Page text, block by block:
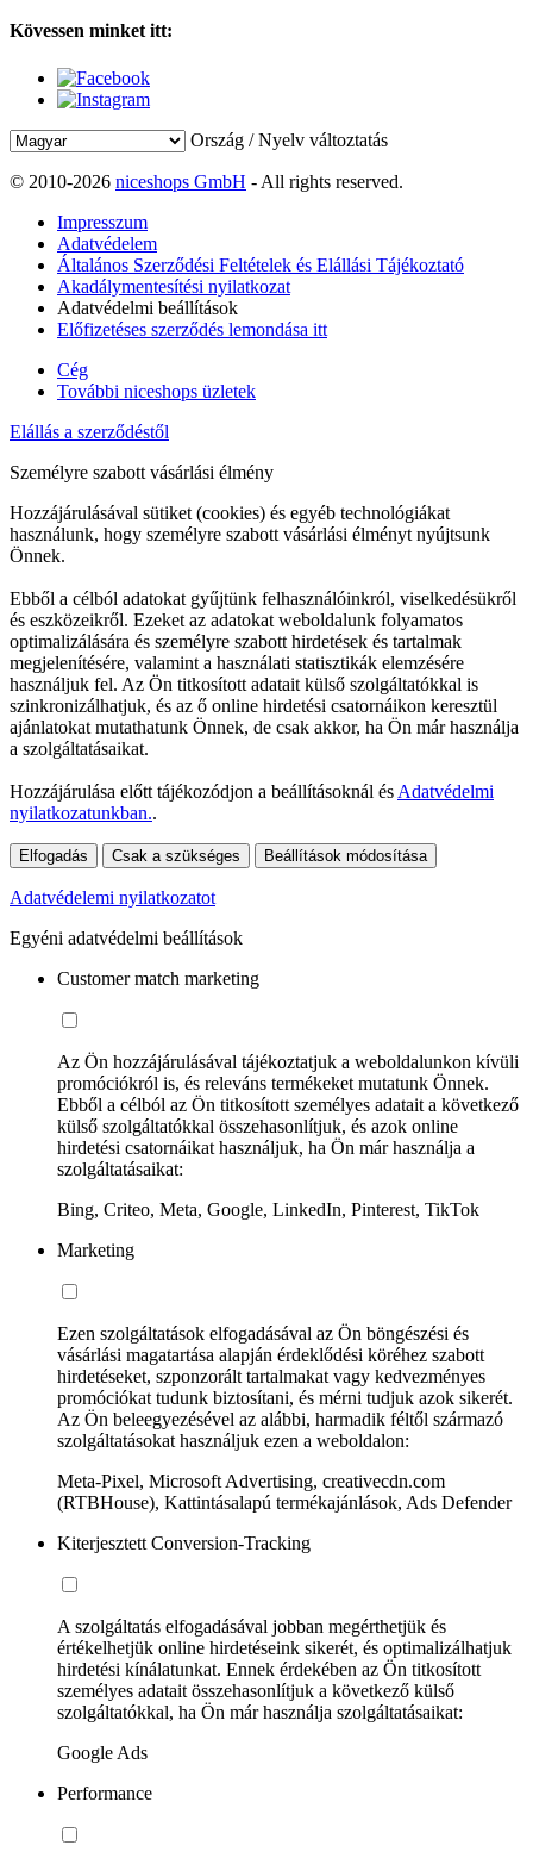
Kövessen minket itt:
Ország / Nyelv változtatás
© 2010-2026 niceshops GmbH - All rights reserved.
Impresszum
Adatvédelem
Általános Szerződési Feltételek és Elállási Tájékoztató
Akadálymentesítési nyilatkozat
Adatvédelmi beállítások
Előfizetéses szerződés lemondása itt
Cég
További niceshops üzletek
Elállás a szerződéstől
Személyre szabott vásárlási élmény
Hozzájárulásával sütiket (cookies) és egyéb technológiákat
használunk, hogy személyre szabott vásárlási élményt nyújtsunk
Önnek.
Ebből a célból adatokat gyűjtünk felhasználóinkról, viselkedésükről
és eszközeikről. Ezeket az adatokat weboldalunk folyamatos
optimalizálására és személyre szabott hirdetések és tartalmak
megjelenítésére, valamint a használati statisztikák elemzésére
használjuk fel. Az Ön titkosított adatait külső szolgáltatókkal is
szinkronizálhatjuk, és az ő online hirdetési csatornáikon keresztül
ajánlatokat mutathatunk Önnek, de csak akkor, ha Ön már használja
a szolgáltatásaikat.
Hozzájárulása előtt tájékozódjon a beállításoknál és Adatvédelmi
nyilatkozatunkban..
Elfogadás Csak a szükséges Beállítások módosítása
Adatvédelemi nyilatkozatot
Egyéni adatvédelmi beállítások
Customer match marketing
Az Ön hozzájárulásával tájékoztatjuk a weboldalunkon kívüli
promóciókról is, és releváns termékeket mutatunk Önnek.
Ebből a célból az Ön titkosított személyes adatait a következő
külső szolgáltatókkal összehasonlítjuk, és azok online
hirdetési csatornáikat használjuk, ha Ön már használja a
szolgáltatásaikat:
Bing, Criteo, Meta, Google, LinkedIn, Pinterest, TikTok
Marketing
Ezen szolgáltatások elfogadásával az Ön böngészési és
vásárlási magatartása alapján érdeklődési köréhez szabott
hirdetéseket, szponzorált tartalmakat vagy kedvezményes
promóciókat tudunk biztosítani, és mérni tudjuk azok sikerét.
Az Ön beleegyezésével az alábbi, harmadik féltől származó
szolgáltatásokat használjuk ezen a weboldalon:
Meta-Pixel, Microsoft Advertising, creativecdn.com
(RTBHouse), Kattintásalapú termékajánlások, Ads Defender
Kiterjesztett Conversion-Tracking
A szolgáltatás elfogadásával jobban megérthetjük és
értékelhetjük online hirdetéseink sikerét, és optimalizálhatjuk
hirdetési kínálatunkat. Ennek érdekében az Ön titkosított
személyes adatait összehasonlítjuk a következő külső
szolgáltatókkal, ha Ön már használja szolgáltatásaikat:
Google Ads
Performance